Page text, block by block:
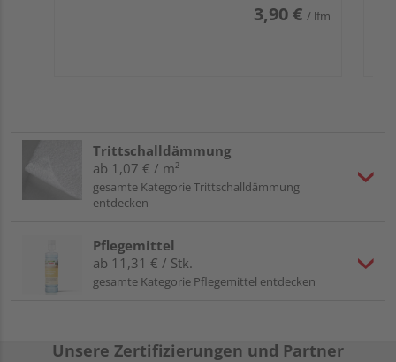
3,90 € / lfm
Trittschalldämmung
ab 1,07 € / m²
gesamte Kategorie Trittschalldämmung
entdecken
Pflegemittel
ab 11,31 € / Stk.
gesamte Kategorie Pflegemittel entdecken
Unsere Zertifizierungen und Partner